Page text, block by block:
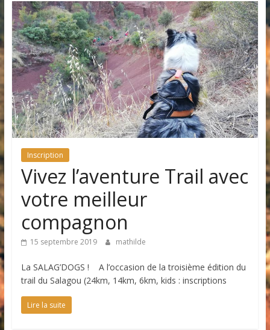
DU
TERRITOIRE
!
Inscription
Vivez l’aventure Trail avec
votre meilleur
compagnon
15 septembre 2019 mathilde
La SALAG’DOGS ! A l’occasion de la troisième édition du
trail du Salagou (24km, 14km, 6km, kids : inscriptions
Lire la suite